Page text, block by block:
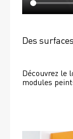
Des
Découvrez le
modules